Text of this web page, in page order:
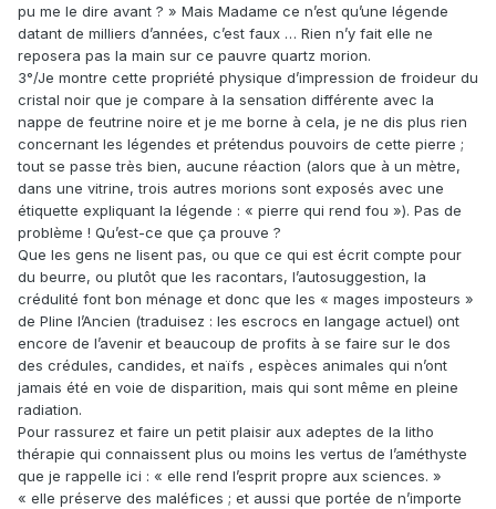
pu me le dire avant ? » Mais Madame ce n’est qu’une légende
datant de milliers d’années, c’est faux … Rien n’y fait elle ne
reposera pas la main sur ce pauvre quartz morion.
3°/Je montre cette propriété physique d’impression de froideur du
cristal noir que je compare à la sensation différente avec la
nappe de feutrine noire et je me borne à cela, je ne dis plus rien
concernant les légendes et prétendus pouvoirs de cette pierre ;
tout se passe très bien, aucune réaction (alors que à un mètre,
dans une vitrine, trois autres morions sont exposés avec une
étiquette expliquant la légende : « pierre qui rend fou »). Pas de
problème ! Qu’est-ce que ça prouve ?
Que les gens ne lisent pas, ou que ce qui est écrit compte pour
du beurre, ou plutôt que les racontars, l’autosuggestion, la
crédulité font bon ménage et donc que les « mages imposteurs »
de Pline l’Ancien (traduisez : les escrocs en langage actuel) ont
encore de l’avenir et beaucoup de profits à se faire sur le dos
des crédules, candides, et naïfs , espèces animales qui n’ont
jamais été en voie de disparition, mais qui sont même en pleine
radiation.
Pour rassurez et faire un petit plaisir aux adeptes de la litho
thérapie qui connaissent plus ou moins les vertus de l’améthyste
que je rappelle ici : « elle rend l’esprit propre aux sciences. »
« elle préserve des maléfices ; et aussi que portée de n’importe